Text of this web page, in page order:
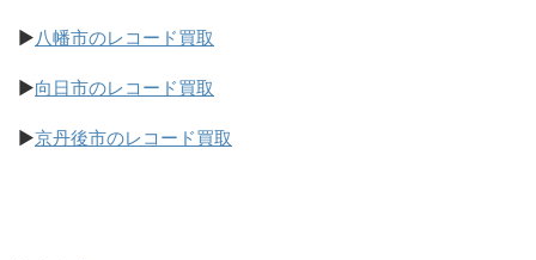
▶八幡市のレコード買取
▶向日市のレコード買取
▶京丹後市のレコード買取